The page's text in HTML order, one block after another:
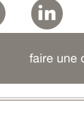
faire une